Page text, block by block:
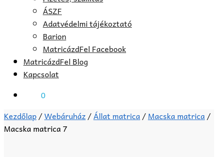
ÁSZF
Adatvédelmi tájékoztató
Barion
MatricázdFel Facebook
MatricázdFel Blog
Kapcsolat
0
Kezdőlap/Webáruház/Állat matrica/Macska matrica/
Macska matrica 7